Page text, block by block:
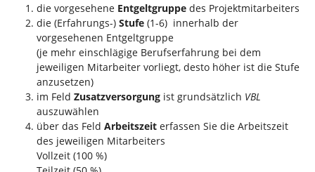
die vorgesehene Entgeltgruppe des Projektmitarbeiters
die (Erfahrungs-) Stufe (1-6) innerhalb der
vorgesehenen Entgeltgruppe
(je mehr einschlägige Berufserfahrung bei dem
jeweiligen Mitarbeiter vorliegt, desto höher ist die Stufe
anzusetzen)
im Feld Zusatzversorgung ist grundsätzlich VBL
auszuwählen
über das Feld Arbeitszeit erfassen Sie die Arbeitszeit
des jeweiligen Mitarbeiters
Vollzeit (100 %)